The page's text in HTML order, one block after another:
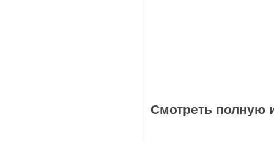
Смотреть полную